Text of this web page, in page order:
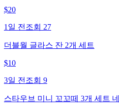
$20
1일 전 조회 27
더블월 글라스 잔 2개 세트
$10
3일 전 조회 9
스타우브 미니 꼬꼬떼 3개 세트 네